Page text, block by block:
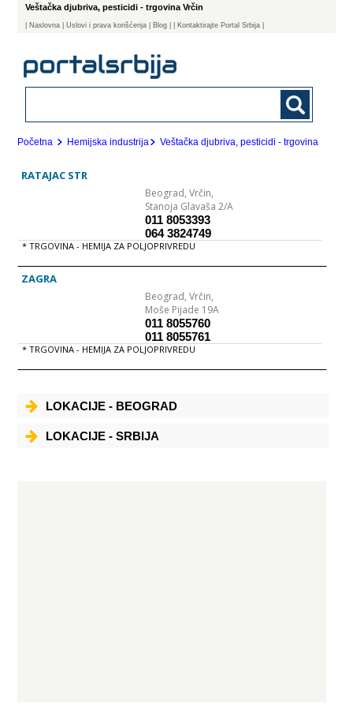
Veštačka djubriva, pesticidi - trgovina Vrčin
Naslovna | Uslovi i prava korišćenja Blog | Kontaktirajte Portal Srbija |
Početna Hemijska industrija Veštačka djubriva, pesticidi - trgovina
RATAJAC STR
Beograd,Vrčin,
Stanoja Glavaša 2/A
011 8053393
064 3824749
* TRGOVINA - HEMIJA ZA POLJOPRIVREDU
ZAGRA
Beograd,Vrčin,
Moše Pijade 19A
011 8055760
011 8055761
* TRGOVINA - HEMIJA ZA POLJOPRIVREDU
LOKACIJE - BEOGRAD
LOKACIJE - SRBIJA